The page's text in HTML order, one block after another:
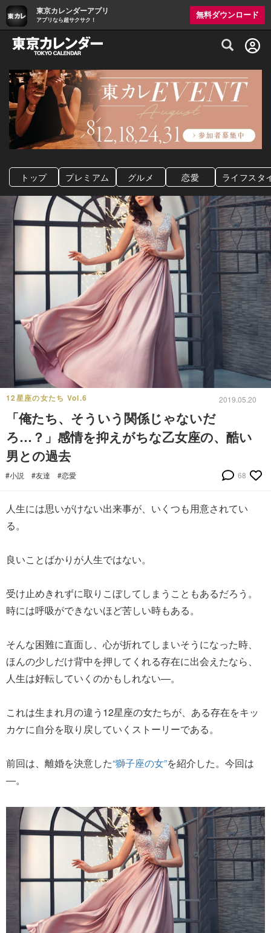
東京カレンダーアプリ
アプリなら超サクサク！
無料ダウンロード
グルメ情報・プレミアムレストラン予約
トップ プレミアム グルメ 恋愛 ライフスタ
12星座の女たち Vol.6 2019.05.20
「俺たち、そういう関係じゃないだ
ろ…？」感情を抑えがちな乙女座の、酷い
男との過去
#小説 #友達 #恋愛 68
人生には思いがけない出来事が、いくつも用意されてい
る。
良いことばかりが人生ではない。
受け止めきれずに取りこぼしてしまうこともあるだろう。
時には呼吸ができないほど苦しい時もある。
そんな困難に直面し、心が折れてしまいそうになった時、
ほんの少しだけ背中を押してくれる存在に出会えたなら、
人生は好転していくのかもしれない—。
これは生まれ月の違う12星座の女たちが、ある存在をキッ
カケに自分を取り戻していくストーリーである。
前回は、離婚を決意した“獅子座の女”を紹介した。今回は
―。